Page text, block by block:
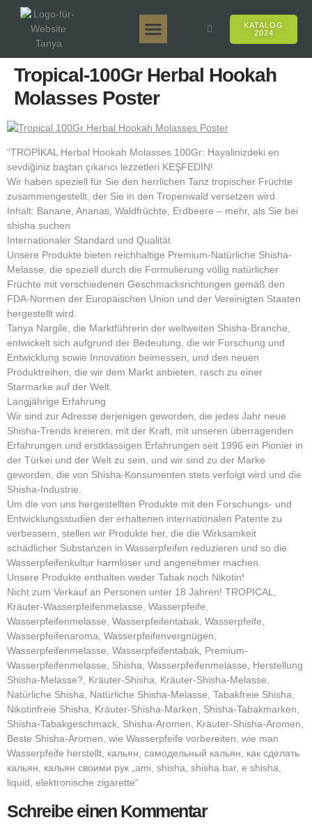
KATALOG
2024
Tropical-100Gr Herbal Hookah
Molasses Poster
“TROPİKAL Herbal Hookah Molasses 100Gr: Hayalinizdeki en
sevdiğiniz baştan çıkarıcı lezzetleri KEŞFEDİN!
Wir haben speziell für Sie den herrlichen Tanz tropischer Früchte
zusammengestellt, der Sie in den Tropenwald versetzen wird.
Inhalt: Banane, Ananas, Waldfrüchte, Erdbeere – mehr, als Sie bei
shisha suchen
Internationaler Standard und Qualität
Unsere Produkte bieten reichhaltige Premium-Natürliche Shisha-
Melasse, die speziell durch die Formulierung völlig natürlicher
Früchte mit verschiedenen Geschmacksrichtungen gemäß den
FDA-Normen der Europäischen Union und der Vereinigten Staaten
hergestellt wird.
Tanya Nargile, die Marktführerin der weltweiten Shisha-Branche,
entwickelt sich aufgrund der Bedeutung, die wir Forschung und
Entwicklung sowie Innovation beimessen, und den neuen
Produktreihen, die wir dem Markt anbieten, rasch zu einer
Starmarke auf der Welt.
Langjährige Erfahrung
Wir sind zur Adresse derjenigen geworden, die jedes Jahr neue
Shisha-Trends kreieren, mit der Kraft, mit unseren überragenden
Erfahrungen und erstklassigen Erfahrungen seit 1996 ein Pionier in
der Türkei und der Welt zu sein, und wir sind zu der Marke
geworden, die von Shisha-Konsumenten stets verfolgt wird und die
Shisha-Industrie.
Um die von uns hergestellten Produkte mit den Forschungs- und
Entwicklungsstudien der erhaltenen internationalen Patente zu
verbessern, stellen wir Produkte her, die die Wirksamkeit
schädlicher Substanzen in Wasserpfeifen reduzieren und so die
Wasserpfeifenkultur harmloser und angenehmer machen.
Unsere Produkte enthalten weder Tabak noch Nikotin!
Nicht zum Verkauf an Personen unter 18 Jahren! TROPICAL,
Kräuter-Wasserpfeifenmelasse, Wasserpfeife,
Wasserpfeifenmelasse, Wasserpfeifentabak, Wasserpfeife,
Wasserpfeifenaroma, Wasserpfeifenvergnügen,
Wasserpfeifenmelasse, Wasserpfeifentabak, Premium-
Wasserpfeifenmelasse, Shisha, Wasserpfeifenmelasse, Herstellung
Shisha-Melasse?, Kräuter-Shisha, Kräuter-Shisha-Melasse,
Natürliche Shisha, Natürliche Shisha-Melasse, Tabakfreie Shisha,
Nikotinfreie Shisha, Kräuter-Shisha-Marken, Shisha-Tabakmarken,
Shisha-Tabakgeschmack, Shisha-Aromen, Kräuter-Shisha-Aromen,
Beste Shisha-Aromen, wie Wasserpfeife vorbereiten, wie man
Wasserpfeife herstellt, кальян, самодельный кальян, как сделать
кальян, кальян своими рук „ami, shisha, shisha bar, e shisha,
liquid, elektronische zigarette“
Schreibe einen Kommentar